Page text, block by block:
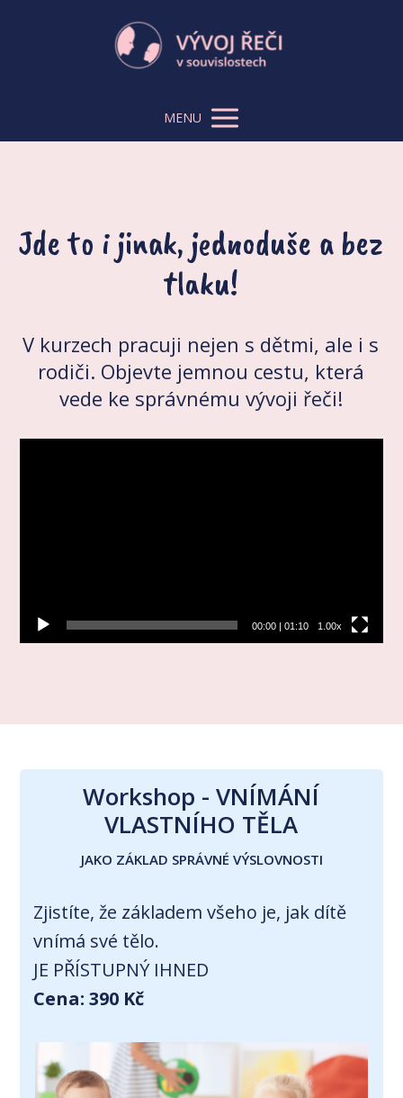
MENU
Jde to i jinak, jednoduše a bez
tlaku!
V kurzech pracuji nejen s dětmi, ale i s
rodiči. Objevte jemnou cestu, která
vede ke správnému vývoji řeči!
00:00| 01:10 1.00x
Workshop - VNÍMÁNÍ
VLASTNÍHO TĚLA
JAKO ZÁKLAD SPRÁVNÉ VÝSLOVNOSTI
Zjistíte, že základem všeho je, jak dítě
vnímá své tělo.
JE PŘÍSTUPNÝ IHNED
Cena: 390 Kč